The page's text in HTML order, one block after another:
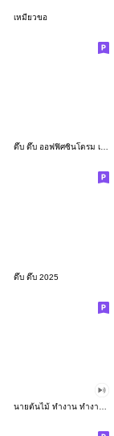
เหมียวขอ
ดึ๊บ ดึ๊บ ออฟฟิศซินโดรม เก้า
ดึ๊บ ดึ๊บ 2025